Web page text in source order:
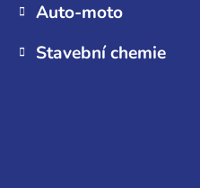
Auto-moto
Stavební chemie